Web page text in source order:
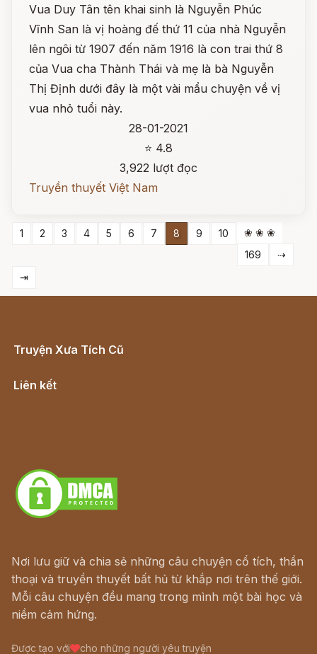
Vua Duy Tân tên khai sinh là Nguyễn Phúc
Vĩnh San là vị hoàng đế thứ 11 của nhà Nguyễn
lên ngôi từ 1907 đến năm 1916 là con trai thứ 8
của Vua cha Thành Thái và mẹ là bà Nguyễn
Thị Định dưới đây là một vài mẩu chuyện về vị
vua nhỏ tuổi này.
28-01-2021
⭐ 4.8
3,922 lượt đọc
Truyền thuyết Việt Nam
1 2 3 4 5 6 7 8 9 10
❀ ❀ ❀
169
⇢
⇥
Truyện Xưa Tích Cũ
Liên kết
Nơi lưu giữ và chia sẻ những câu chuyện cổ tích, thần
thoại và truyền thuyết bất hủ từ khắp nơi trên thế giới.
Mỗi câu chuyện đều mang trong mình một bài học và
niềm cảm hứng.
Được tạo với cho những người yêu truyện